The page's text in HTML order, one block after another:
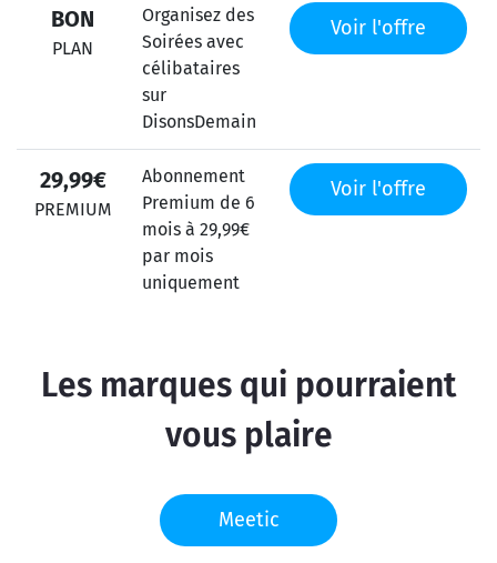
BON
PLAN
Organisez des
Soirées avec
célibataires
sur
DisonsDemain
Voir l'offre
29,99€
PREMIUM
Abonnement
Premium de 6
mois à 29,99€
par mois
uniquement
Voir l'offre
Les marques qui pourraient
vous plaire
Meetic